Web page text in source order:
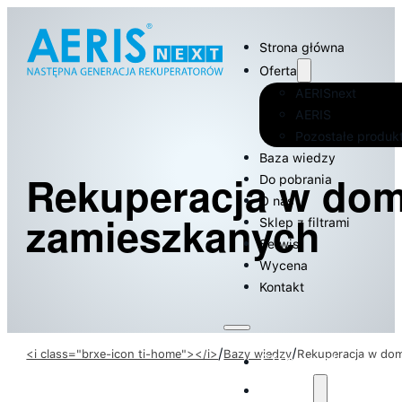
Strona główna
Oferta
AERISnext
AERIS
Pozostałe
Baza wiedzy
Do pobrania
O nas
Sklep z filtrami
Serwis
Wycena
Kontakt
Strona główna
Rekuperacja w
zamieszkanych
<i class="brxe-icon ti-home"></i> /Bazy wiedzy/Rekuperacja w